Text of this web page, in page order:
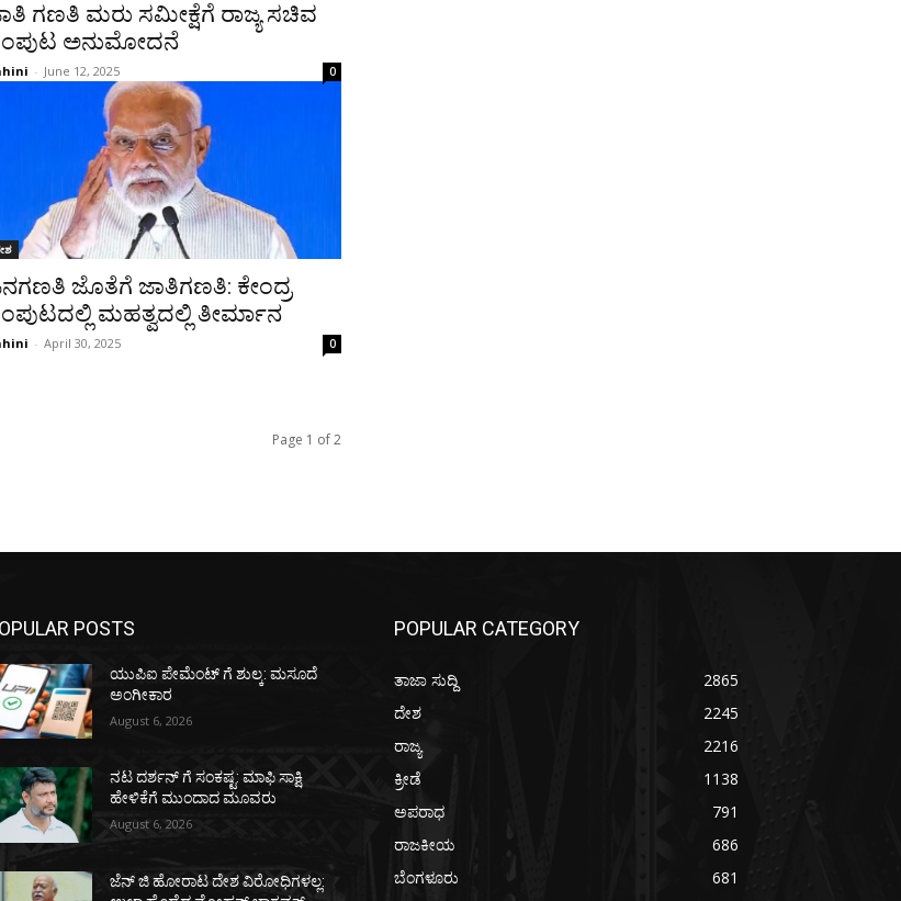
ಗಣತಿ ಮರು ಸಮೀಕ್ಷೆಗೆ ರಾಜ್ಯ ಸಚಿವ
ಅನುಮೋದನೆ
- June 12, 2025 0
ಜೊತೆಗೆ ಜಾತಿಗಣತಿ: ಕೇಂದ್ರ
ಮಹತ್ವದಲ್ಲಿ ತೀರ್ಮಾನ
- April 30, 2025 0
Page 1 of 2
POSTS
ಯುಪಿಐ ಪೇಮೆಂಟ್ ಗೆ ಶುಲ್ಕ: ಮಸೂದೆ
ಅಂಗೀಕಾರ
August 6, 2026
ನಟ ದರ್ಶನ್ ಗೆ ಸಂಕಷ್ಟ: ಮಾಫಿ ಸಾಕ್ಷಿ
ಹೇಳಿಕೆಗೆ ಮುಂದಾದ ಮೂವರು
August 6, 2026
ಜೆನ್ ಜಿ ಹೋರಾಟ ದೇಶ ವಿರೋಧಿಗಳಲ್ಲ:
POPULAR CATEGORY
ತಾಜಾ ಸುದ್ದಿ
2865
ದೇಶ
2245
ರಾಜ್ಯ
2216
ಕ್ರೀಡೆ
1138
ಅಪರಾಧ
791
ರಾಜಕೀಯ
686
ಬೆಂಗಳೂರು
681